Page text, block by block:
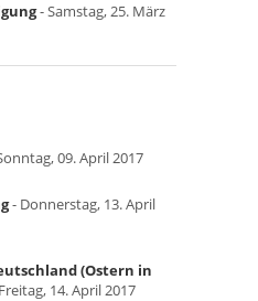
- Samstag, 25. März
09. April 2017
- Donnerstag, 13. April
(Ostern in
14. April 2017